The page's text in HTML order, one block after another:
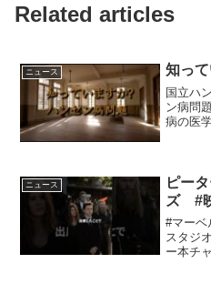
Related articles
ニュース 知っ
国立ハ
ン病問
病の医
ニュース
ピー
ズ #
#マーベ
スタジ
ー本チ